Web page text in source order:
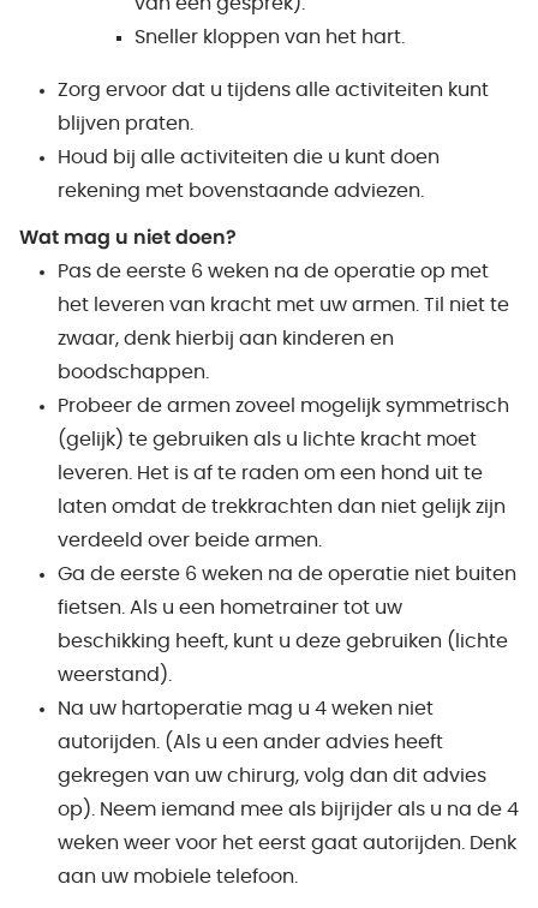
Sneller kloppen van het hart.
Zorg ervoor dat u tijdens alle activiteiten kunt
blijven praten.
Houd bij alle activiteiten die u kunt doen
rekening met bovenstaande adviezen.
Wat mag u niet doen?
Pas de eerste 6 weken na de operatie op met
het leveren van kracht met uw armen. Til niet te
zwaar, denk hierbij aan kinderen en
boodschappen.
Probeer de armen zoveel mogelijk symmetrisch
(gelijk) te gebruiken als u lichte kracht moet
leveren. Het is af te raden om een hond uit te
laten omdat de trekkrachten dan niet gelijk zijn
verdeeld over beide armen.
Ga de eerste 6 weken na de operatie niet buiten
fietsen. Als u een hometrainer tot uw
beschikking heeft, kunt u deze gebruiken (lichte
weerstand).
Na uw hartoperatie mag u 4 weken niet
autorijden. (Als u een ander advies heeft
gekregen van uw chirurg, volg dan dit advies
op). Neem iemand mee als bijrijder als u na de 4
weken weer voor het eerst gaat autorijden. Denk
aan uw mobiele telefoon.